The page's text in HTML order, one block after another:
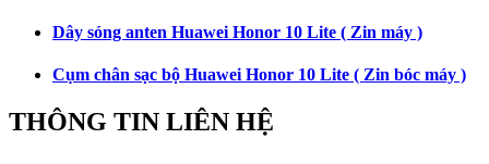
Dây sóng anten Huawei Honor 10 Lite ( Zin máy )
Cụm chân sạc bộ Huawei Honor 10 Lite ( Zin bóc máy )
THÔNG TIN LIÊN HỆ